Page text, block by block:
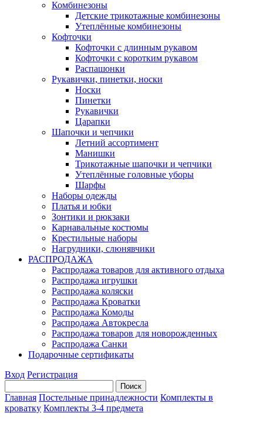
Комбинезоны
Детские трикотажные комбинезоны
Утеплённые комбинезоны
Кофточки
Кофточки с длинным рукавом
Кофточки с коротким рукавом
Распашонки
Рукавички, пинетки, носки
Носки
Пинетки
Рукавички
Царапки
Шапочки и чепчики
Летний ассортимент
Манишки
Трикотажные шапочки и чепчики
Утеплённые головные уборы
Шарфы
Наборы одежды
Платья и юбки
Зонтики и рюкзаки
Карнавальные костюмы
Крестильные наборы
Нагрудники, слюнявчики
РАСПРОДАЖА
Распродажа товаров для активного отдыха
Распродажа игрушки
Распродажа коляски
Распродажа Кроватки
Распродажа Комоды
Распродажа Автокресла
Распродажа товаров для новорожденных
Распродажа Санки
Подарочные сертификаты
Вход Регистрация
Главная Постельные принадлежности Комплекты в
кроватку Комплекты 3-4 предмета